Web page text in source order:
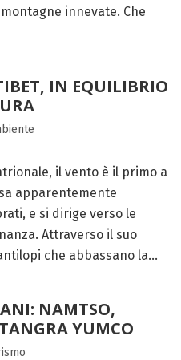
innevate. Che
IN EQUILIBRIO
il vento è il primo a
apparentemente
e si dirige verso le
Attraverso il suo
che abbassano la...
NAMTSO,
YUMCO